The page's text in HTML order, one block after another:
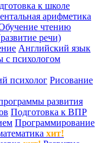
к школе
арифметика
чтению
речи)
Английский язык
с психологом
психолог Рисование
развития
Подготовка к ВПР
Программирование
хит!